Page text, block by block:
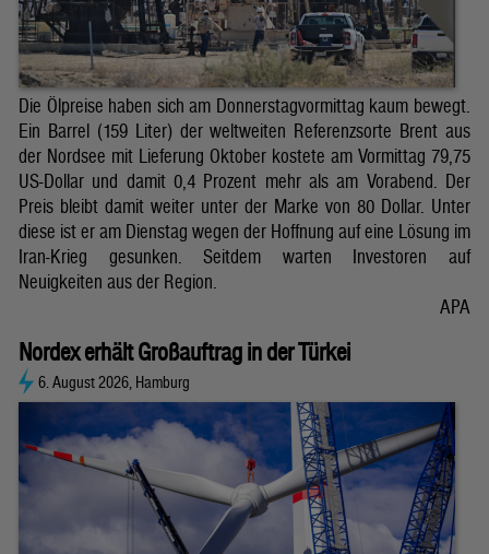
Die Ölpreise haben sich am Donnerstagvormittag kaum bewegt.
Ein Barrel (159 Liter) der weltweiten Referenzsorte Brent aus
der Nordsee mit Lieferung Oktober kostete am Vormittag 79,75
US-Dollar und damit 0,4 Prozent mehr als am Vorabend. Der
Preis bleibt damit weiter unter der Marke von 80 Dollar. Unter
diese ist er am Dienstag wegen der Hoffnung auf eine Lösung im
Iran-Krieg gesunken. Seitdem warten Investoren auf
Neuigkeiten aus der Region.
APA
Nordex erhält Großauftrag in der Türkei
6. August 2026, Hamburg